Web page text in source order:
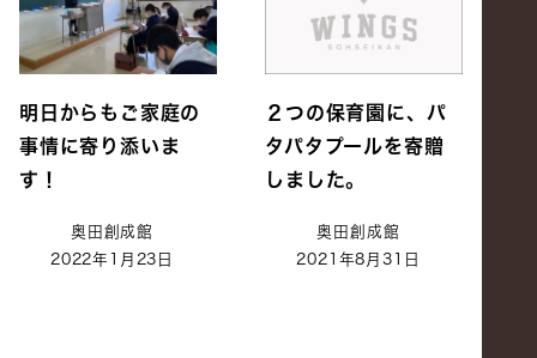
明日からもご家庭の
事情に寄り添いま
す！
奥田創成館
2022年1月23日
２つの保育園に、パ
タパタプールを寄贈
しました。
奥田創成館
2021年8月31日